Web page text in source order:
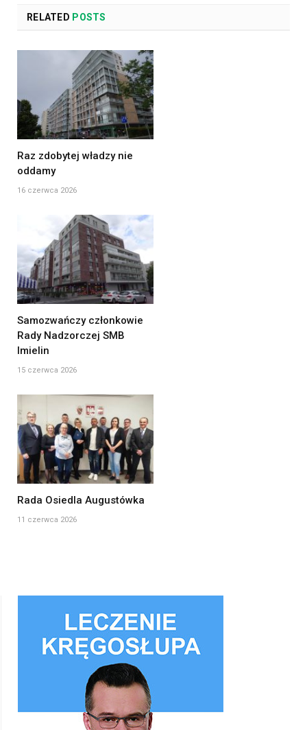
RELATED POSTS
Raz zdobytej władzy nie
oddamy
16 czerwca 2026
Samozwańczy członkowie
Rady Nadzorczej SMB
Imielin
15 czerwca 2026
Rada Osiedla Augustówka
11 czerwca 2026